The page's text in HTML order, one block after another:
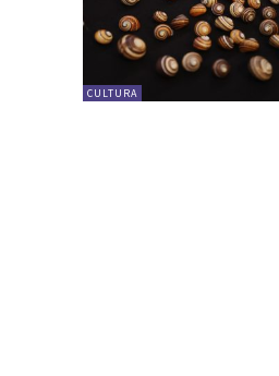
CULTURA